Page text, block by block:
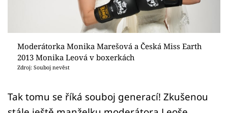
Sledujte prima+
Moderátorka Monika Marešová a Česká Miss Earth
2013 Monika Leová v boxerkách
Zdroj: Souboj nevěst
Tak tomu se říká souboj generací! Zkušenou